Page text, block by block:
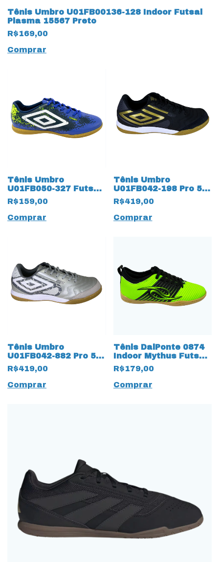
Tênis Umbro U01FB00136-128 Indoor Futsal
Plasma 15567 Preto
R$169,00
Comprar
Tênis Umbro
U01FB050-327 Futsal
Cosmic Azul
R$159,00
Comprar
Tênis Umbro
U01FB042-198 Pro 5
Bump Club 17997
Preto
R$419,00
Comprar
Tênis Umbro
U01FB042-882 Pro 5
Club 17971 Cinza
R$419,00
Comprar
Tênis DalPonte 0874
Indoor Mythus Futsal
15810 Verde
R$179,00
Comprar